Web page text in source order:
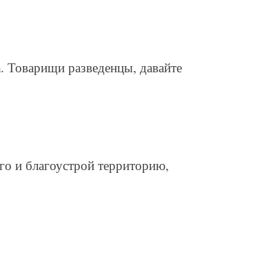
Товарищи разведенцы, давайте
и благоустрой территорию,